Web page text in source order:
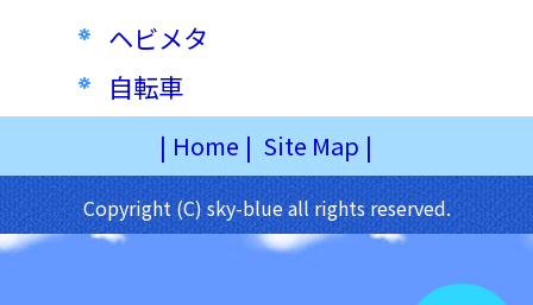
ヘビメタ
自転車
| Home | Site Map |
Copyright (C) sky-blue all rights reserved.